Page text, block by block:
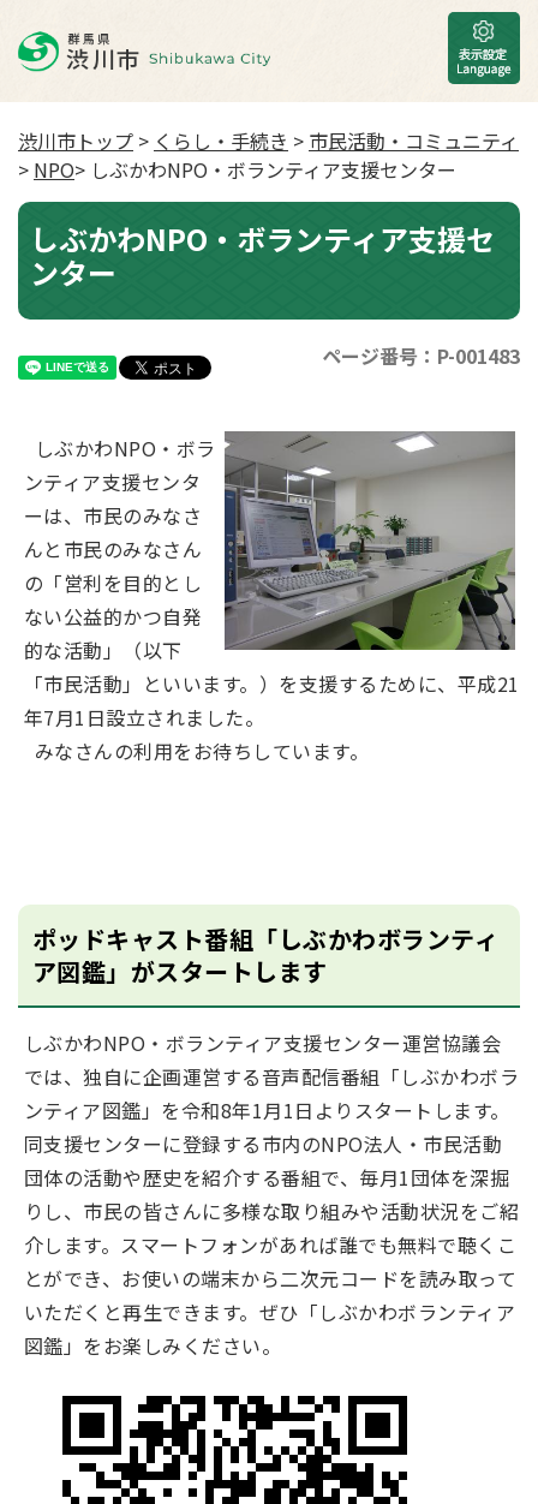
渋川市トップ > くらし・手続き > 市民活動・コミュニティ
> NPO> しぶかわNPO・ボランティア支援センター
しぶかわNPO・ボランティア支援セ
ンター
ページ番号：P-001483
しぶかわNPO・ボラ
ンティア支援センタ
ーは、市民のみなさ
んと市民のみなさん
の「営利を目的とし
ない公益的かつ自発
的な活動」（以下
「市民活動」といいます。）を支援するために、平成21
年7月1日設立されました。
みなさんの利用をお待ちしています。
ポッドキャスト番組「しぶかわボランティ
ア図鑑」がスタートします
しぶかわNPO・ボランティア支援センター運営協議会
では、独自に企画運営する音声配信番組「しぶかわボラ
ンティア図鑑」を令和8年1月1日よりスタートします。
同支援センターに登録する市内のNPO法人・市民活動
団体の活動や歴史を紹介する番組で、毎月1団体を深掘
りし、市民の皆さんに多様な取り組みや活動状況をご紹
介します。スマートフォンがあれば誰でも無料で聴くこ
とができ、お使いの端末から二次元コードを読み取って
いただくと再生できます。ぜひ「しぶかわボランティア
図鑑」をお楽しみください。